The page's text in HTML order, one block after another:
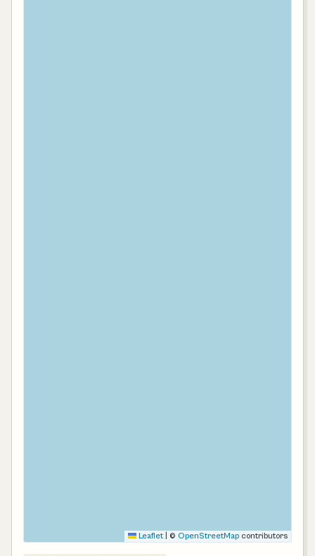
Leaflet © OpenStreetMap contributors